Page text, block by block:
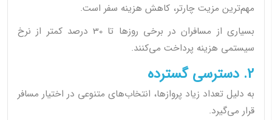
مهم‌ترین مزیت چارتر، کاهش هزینه سفر است.
بسیاری از مسافران در برخی روزها تا 30 درصد کمتر از نرخ
سیستمی هزینه پرداخت می‌کنند.
2. دسترسی گسترده
به دلیل تعداد زیاد پروازها، انتخاب‌های متنوعی در اختیار مسافر
قرار می‌گیرد.